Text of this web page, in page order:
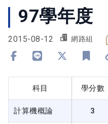
97學年度
2015-08-12 網路組
科目 學分數
計算機概論 3